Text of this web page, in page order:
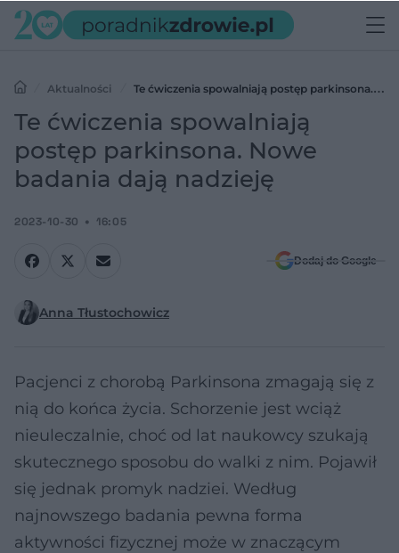
Aktualności
Te ćwiczenia spowalniają postęp parkinsona.
Nowe badania dają nadzieję
Te ćwiczenia spowalniają
postęp parkinsona. Nowe
badania dają nadzieję
2023-10-30 16:05
Dodaj do Google
Anna Tłustochowicz
Pacjenci z chorobą Parkinsona zmagają się z
nią do końca życia. Schorzenie jest wciąż
nieuleczalnie, choć od lat naukowcy szukają
skutecznego sposobu do walki z nim. Pojawił
się jednak promyk nadziei. Według
najnowszego badania pewna forma
aktywności fizycznej może w znaczącym